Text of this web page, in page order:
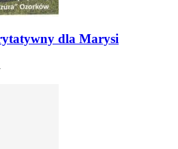
dla Marysi